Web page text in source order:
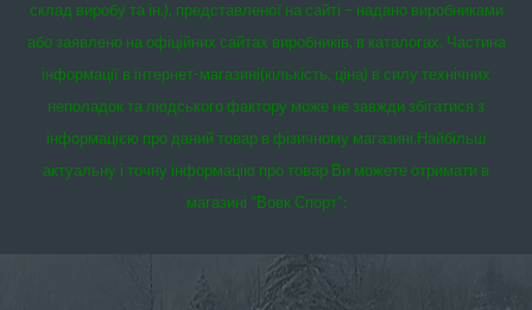
склад виробу та ін.), представленої на сайті – надано виробниками
або заявлено на офіційних сайтах виробників, в каталогах. Частина
інформації в інтернет-магазині(кількість, ціна) в силу технічних
неполадок та людського фактору може не завжди збігатися з
інформацією про даний товар в фізичному магазині.Найбільш
актуальну і точну інформацію про товар Ви можете отримати в
магазині “Вовк Спорт”: